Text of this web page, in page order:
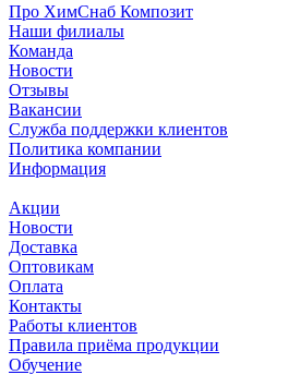
Про ХимСнаб Композит
Наши филиалы
Команда
Новости
Отзывы
Вакансии
Служба поддержки клиентов
Политика компании
Информация
Акции
Новости
Доставка
Оптовикам
Оплата
Контакты
Работы клиентов
Правила приёма продукции
Обучение